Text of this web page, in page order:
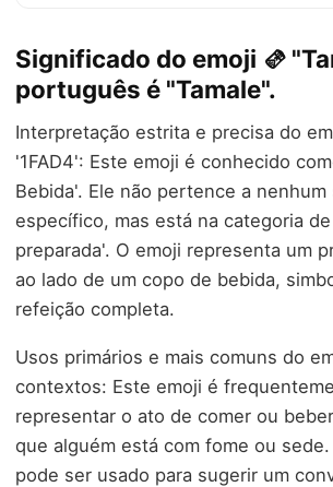
Significado do emoji 🫔
português é "Tamale".
Interpretação estrita e precisa do
'1FAD4': Este emoji é conhecido
Bebida'. Ele não pertence a nenhum
específico, mas está na categoria
preparada'. O emoji representa um
ao lado de um copo de bebida,
refeição completa.
Usos primários e mais comuns do
contextos: Este emoji é
representar o ato de comer ou
que alguém está com fome ou
pode ser usado para sugerir um